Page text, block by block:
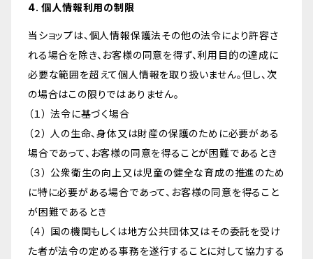
4. 個人情報利用の制限
当ショップは、個人情報保護法その他の法令により許容さ
れる場合を除き、お客様の同意を得ず、利用目的の達成に
必要な範囲を超えて個人情報を取り扱いません。但し、次
の場合はこの限りではありません。
（１） 法令に基づく場合
（２） 人の生命、身体又は財産の保護のために必要がある
場合であって、お客様の同意を得ることが困難であるとき
（３） 公衆衛生の向上又は児童の健全な育成の推進のため
に特に必要がある場合であって、お客様の同意を得ること
が困難であるとき
（４） 国の機関もしくは地方公共団体又はその委託を受け
た者が法令の定める事務を遂行することに対して協力する